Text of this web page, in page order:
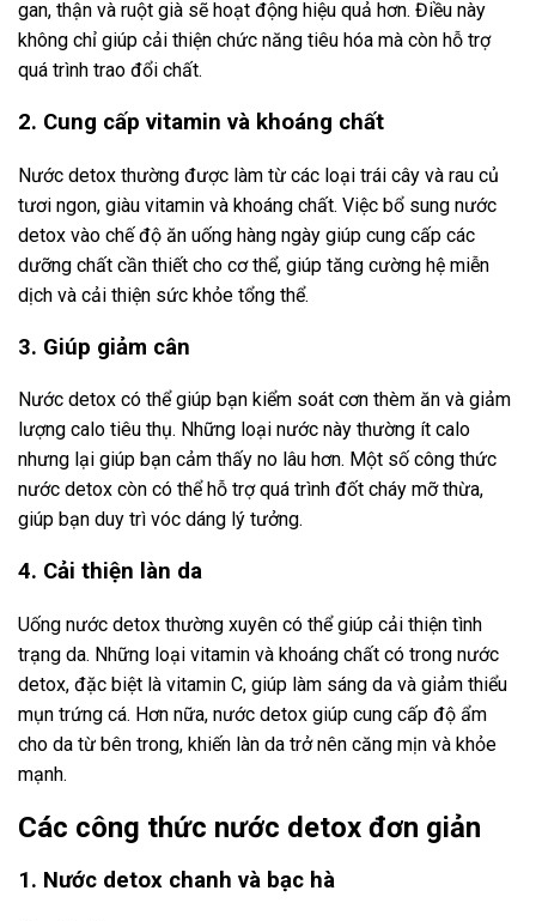
gan, thận và ruột già sẽ hoạt động hiệu quả hơn. Điều này
không chỉ giúp cải thiện chức năng tiêu hóa mà còn hỗ trợ
quá trình trao đổi chất.
2. Cung cấp vitamin và khoáng chất
Nước detox thường được làm từ các loại trái cây và rau củ
tươi ngon, giàu vitamin và khoáng chất. Việc bổ sung nước
detox vào chế độ ăn uống hàng ngày giúp cung cấp các
dưỡng chất cần thiết cho cơ thể, giúp tăng cường hệ miễn
dịch và cải thiện sức khỏe tổng thể.
3. Giúp giảm cân
Nước detox có thể giúp bạn kiểm soát cơn thèm ăn và giảm
lượng calo tiêu thụ. Những loại nước này thường ít calo
nhưng lại giúp bạn cảm thấy no lâu hơn. Một số công thức
nước detox còn có thể hỗ trợ quá trình đốt cháy mỡ thừa,
giúp bạn duy trì vóc dáng lý tưởng.
4. Cải thiện làn da
Uống nước detox thường xuyên có thể giúp cải thiện tình
trạng da. Những loại vitamin và khoáng chất có trong nước
detox, đặc biệt là vitamin C, giúp làm sáng da và giảm thiểu
mụn trứng cá. Hơn nữa, nước detox giúp cung cấp độ ẩm
cho da từ bên trong, khiến làn da trở nên căng mịn và khỏe
mạnh.
Các công thức nước detox đơn giản
1. Nước detox chanh và bạc hà